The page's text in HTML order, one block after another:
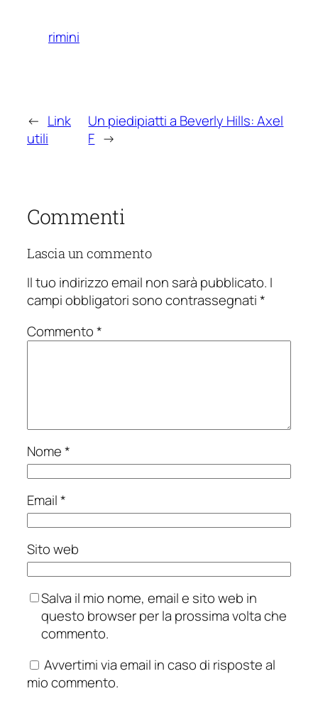
rimini
← Link
utili
Un piedipiatti a Beverly Hills: Axel
F →
Commenti
Lascia un commento
Il tuo indirizzo email non sarà pubblicato. I
campi obbligatori sono contrassegnati*
Commento*
Nome*
Email*
Sito web
Salva il mio nome, email e sito web in
questo browser per la prossima volta che
commento.
Avvertimi via email in caso di risposte al
mio commento.